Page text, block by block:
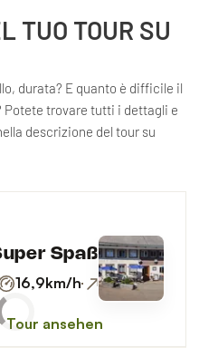
TUO TOUR SU
durata? E quanto è difficile il
trovare tutti i dettagli e
descrizione del tour su